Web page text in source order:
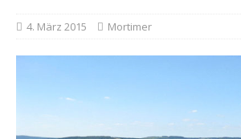
4. März 2015 Mortimer